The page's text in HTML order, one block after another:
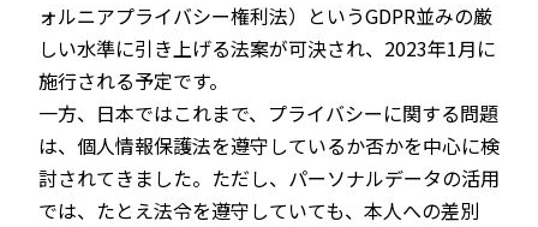
ォルニアプライバシー権利法）というGDPR並みの厳
しい水準に引き上げる法案が可決され、2023年1月に
施行される予定です。
一方、日本ではこれまで、プライバシーに関する問題
は、個人情報保護法を遵守しているか否かを中心に検
討されてきました。ただし、パーソナルデータの活用
では、たとえ法令を遵守していても、本人への差別